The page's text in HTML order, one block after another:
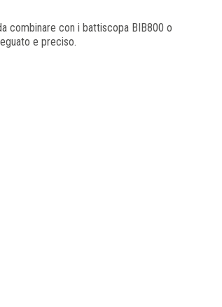
combinare con i battiscopa BIB800 o
e preciso.